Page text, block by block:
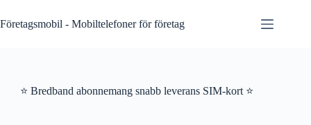
to
content
Företagsmobil - Mobiltelefoner för företag
⭐ Bredband abonnemang snabb leverans SIM-kort ⭐